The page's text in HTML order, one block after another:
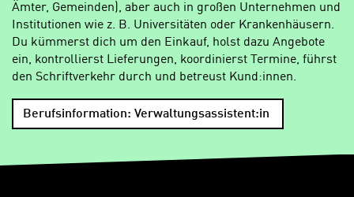
Ämter, Gemeinden), aber auch in großen Unternehmen und
Institutionen wie z. B. Universitäten oder Krankenhäusern.
Du kümmerst dich um den Einkauf, holst dazu Angebote
ein, kontrollierst Lieferungen, koordinierst Termine, führst
den Schriftverkehr durch und betreust Kund:innen.
Berufsinformation: Verwaltungsassistent:in